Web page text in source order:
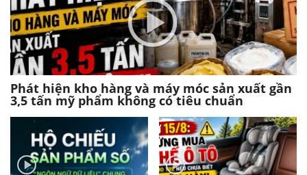
Phát hiện kho hàng và máy móc sản xuất gần
3,5 tấn mỹ phẩm không có tiêu chuẩn